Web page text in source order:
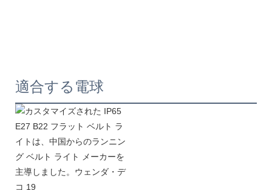
適合する電球